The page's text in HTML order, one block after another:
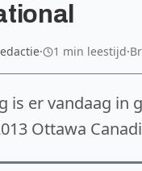
· 1 min leestijd·
is er vandaag
Ottawa